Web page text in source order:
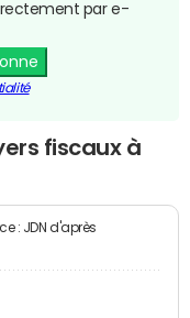
par e-
fiscaux à
: JDN d'après